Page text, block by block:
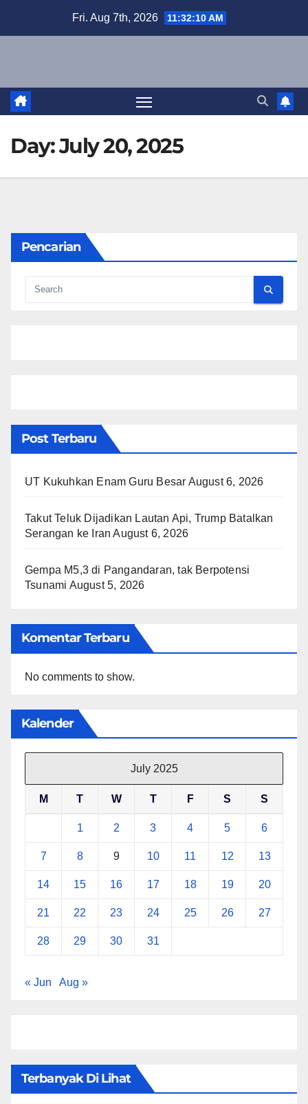
Fri. Aug 7th, 2026 11:32:11 AM
Day:July 20, 2025
Pencarian
Post Terbaru
UT Kukuhkan Enam Guru Besar August 6, 2026
Takut Teluk Dijadikan Lautan Api, Trump Batalkan
Serangan ke Iran August 6, 2026
Gempa M5,3 di Pangandaran, tak Berpotensi
Tsunami August 5, 2026
Komentar Terbaru
No comments to show.
Kalender
July 2025
M T W T F S S
1 2 3 4 5 6
7 8 9 10 11 12 13
14 15 16 17 18 19 20
21 22 23 24 25 26 27
28 29 30 31
« Jun Aug »
Terbanyak Di Lihat